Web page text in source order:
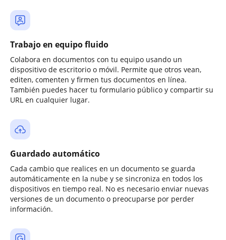
Trabajo en equipo fluido
Colabora en documentos con tu equipo usando un
dispositivo de escritorio o móvil. Permite que otros vean,
editen, comenten y firmen tus documentos en línea.
También puedes hacer tu formulario público y compartir su
URL en cualquier lugar.
Guardado automático
Cada cambio que realices en un documento se guarda
automáticamente en la nube y se sincroniza en todos los
dispositivos en tiempo real. No es necesario enviar nuevas
versiones de un documento o preocuparse por perder
información.